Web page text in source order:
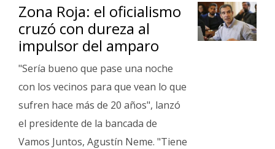
Zona Roja: el oficialismo
cruzó con dureza al
impulsor del amparo
"Sería bueno que pase una noche
con los vecinos para que vean lo que
sufren hace más de 20 años", lanzó
el presidente de la bancada de
Vamos Juntos, Agustín Neme. "Tiene